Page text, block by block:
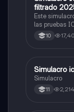
filtrado
Este
las pruebas
500/500. Y
quieras,
10
ICFES:
Simulacro
Simulacro
11 2,214